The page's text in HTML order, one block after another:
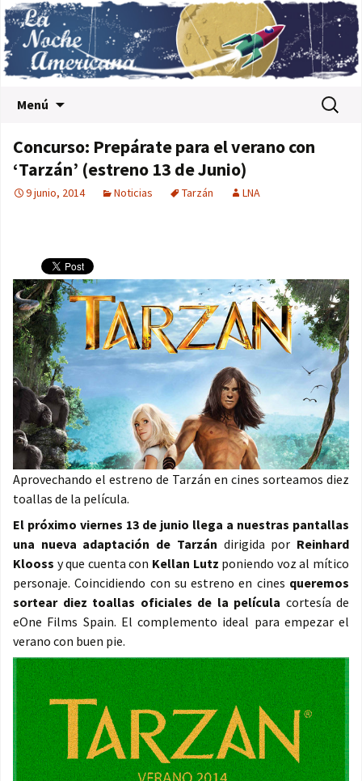
Menú Buscar:
Concurso: Prepárate para el verano con
‘Tarzán’ (estreno 13 de Junio)
9 junio, 2014 Noticias Tarzán LNA
Aprovechando el estreno de Tarzán en cines sorteamos diez
toallas de la película.
El próximo viernes 13 de junio llega a nuestras pantallas
una nueva adaptación de Tarzán dirigida por Reinhard
Klooss y que cuenta con Kellan Lutz poniendo voz al mítico
personaje. Coincidiendo con su estreno en cines queremos
sortear diez toallas oficiales de la película cortesía de
eOne Films Spain. El complemento ideal para empezar el
verano con buen pie.